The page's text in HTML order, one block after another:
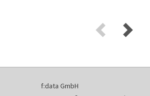
f:data GmbH